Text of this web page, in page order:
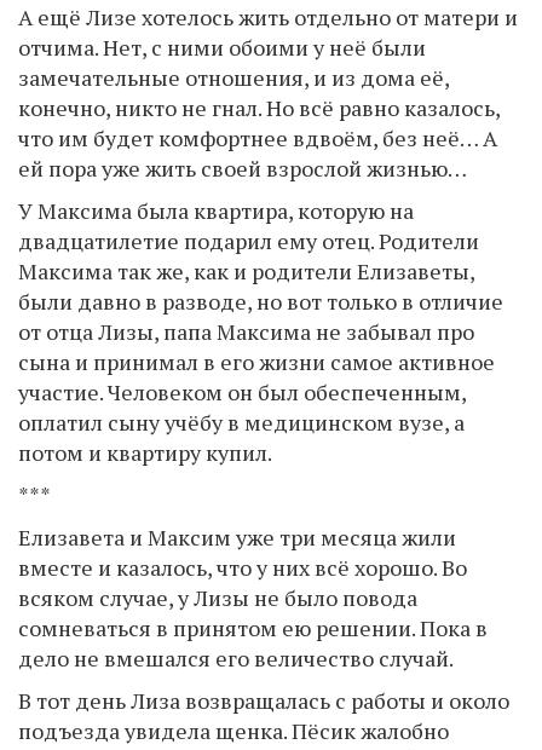
А ещё Лизе хотелось жить отдельно от матери и
отчима. Нет, с ними обоими у неё были
замечательные отношения, и из дома её,
конечно, никто не гнал. Но всё равно казалось,
что им будет комфортнее вдвоём, без неё… А
ей пора уже жить своей взрослой жизнью…
У Максима была квартира, которую на
двадцатилетие подарил ему отец. Родители
Максима так же, как и родители Елизаветы,
были давно в разводе, но вот только в отличие
от отца Лизы, папа Максима не забывал про
сына и принимал в его жизни самое активное
участие. Человеком он был обеспеченным,
оплатил сыну учёбу в медицинском вузе, а
потом и квартиру купил.
***
Елизавета и Максим уже три месяца жили
вместе и казалось, что у них всё хорошо. Во
всяком случае, у Лизы не было повода
сомневаться в принятом ею решении. Пока в
дело не вмешался его величество случай.
В тот день Лиза возвращалась с работы и около
подъезда увидела щенка. Пёсик жалобно